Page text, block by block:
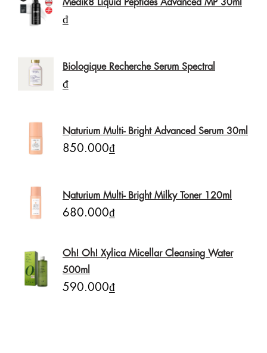
₫
Biologique Recherche Serum Spectral
₫
Naturium Multi- Bright Advanced Serum 30ml
850.000₫
Naturium Multi- Bright Milky Toner 120ml
680.000₫
Oh! Oh! Xylica Micellar Cleansing Water
500ml
590.000₫